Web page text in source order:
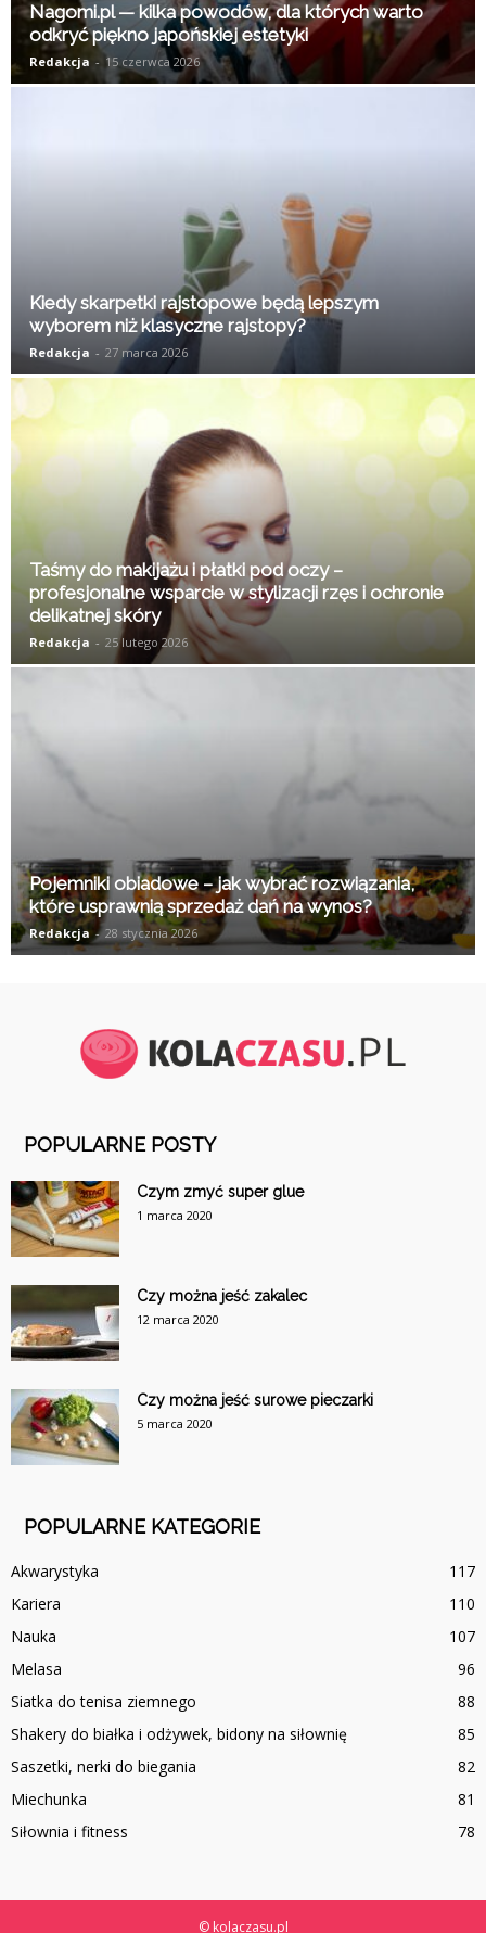
Nagomi.pl — kilka powodów, dla których warto
odkryć piękno japońskiej estetyki
Redakcja - 15 czerwca 2026
Kiedy skarpetki rajstopowe będą lepszym
wyborem niż klasyczne rajstopy?
Redakcja - 27 marca 2026
Taśmy do makijażu i płatki pod oczy –
profesjonalne wsparcie w stylizacji rzęs i ochronie
delikatnej skóry
Redakcja - 25 lutego 2026
Pojemniki obiadowe – jak wybrać rozwiązania,
które usprawnią sprzedaż dań na wynos?
Redakcja - 28 stycznia 2026
POPULARNE POSTY
Czym zmyć super glue
1 marca 2020
Czy można jeść zakalec
12 marca 2020
Czy można jeść surowe pieczarki
5 marca 2020
POPULARNE KATEGORIE
Akwarystyka
117
Kariera
110
Nauka
107
Melasa
96
Siatka do tenisa ziemnego
88
Shakery do białka i odżywek, bidony na siłownię
85
Saszetki, nerki do biegania
82
Miechunka
81
Siłownia i fitness
78
© kolaczasu.pl